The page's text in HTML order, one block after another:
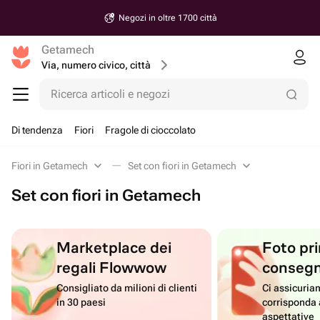
Negozi in oltre 1700 città
Getamech
Via, numero civico, città
Ricerca articoli e negozi
Di tendenza Fiori Fragole di cioccolato
Fiori in Getamech Set con fiori in Getamech
Set con fiori in Getamech
Marketplace dei
regali Flowwow
Consigliato da milioni di clienti
in 30 paesi
Foto
Ci
corrisponda
aspettative